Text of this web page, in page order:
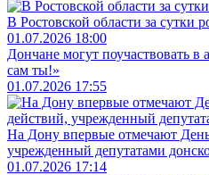
В Ростовской области за сутки
01.07.2026 18:00
Дончане могут поучаствовать
сам ты!»
01.07.2026 17:55
На Дону впервые отмечают
учрежденный депутатами
01.07.2026 17:14